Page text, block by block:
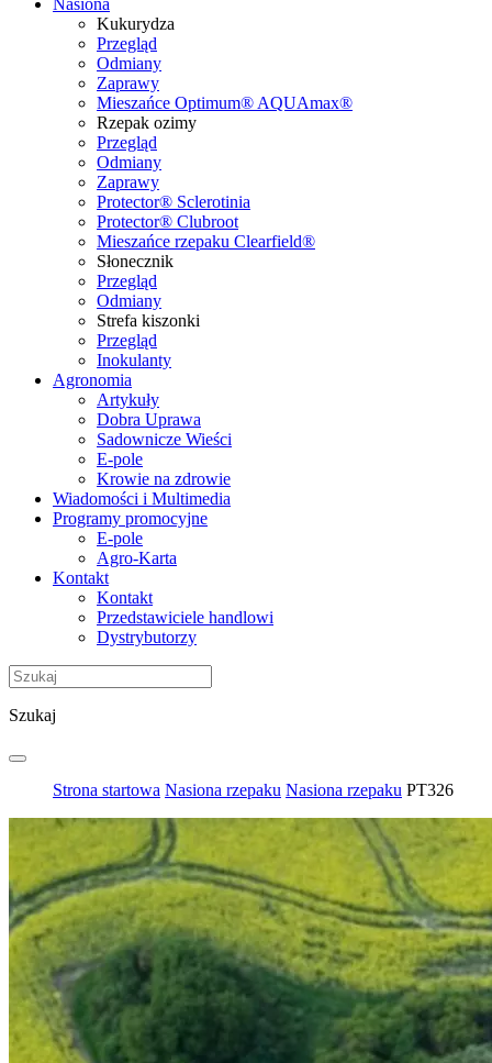
Kukurydza
Przegląd
Odmiany
Zaprawy
Mieszańce Optimum® AQUAmax®
Rzepak ozimy
Przegląd
Odmiany
Zaprawy
Protector® Sclerotinia
Protector® Clubroot
Mieszańce rzepaku Clearfield®
Słonecznik
Przegląd
Odmiany
Strefa kiszonki
Przegląd
Inokulanty
Agronomia
Artykuły
Dobra Uprawa
Sadownicze Wieści
E-pole
Krowie na zdrowie
Wiadomości i Multimedia
Programy promocyjne
E-pole
Agro-Karta
Kontakt
Kontakt
Przedstawiciele handlowi
Dystrybutorzy
Szukaj
Strona startowa Nasiona rzepaku Nasiona rzepaku PT326